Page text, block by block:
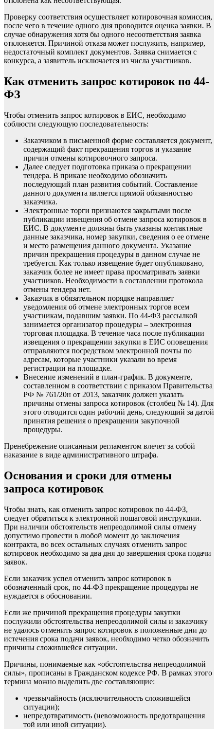
Проверку соответствия осуществляет котировочная комиссия,
после чего в течение одного дня проводится оценка заявки. В
случае обнаружения хотя бы одного несоответствия заявка
отклоняется. Причиной отказа может послужить, например,
недостаточный комплект документов. Заявка снимается с
конкурса, а заявитель исключается из числа участников.
Как отменить запрос котировок по 44-
ФЗ
Чтобы отменить запрос котировок в ЕИС, необходимо
соблюсти следующую последовательность:
Заказчиком в письменной форме составляется документ,
содержащий факт прекращения торгов и указание
причин отмены котировочного запроса.
Далее следует подготовка приказа о прекращении
тендера. В приказе необходимо обозначить
последующий план развития событий. Составление
данного документа является прямой обязанностью
заказчика.
Электронные торги признаются закрытыми после
публикации извещения об отмене запроса котировок в
ЕИС. В документе должны быть указаны контактные
данные заказчика, номер закупки, сведения о ее отмене
и место размещения данного документа. Указание
причин прекращения процедуры в данном случае не
требуется. Как только извещение будет опубликовано,
заказчик более не имеет права просматривать заявки
участников. Необходимости в составлении протокола
отмены тендера нет.
Заказчик в обязательном порядке направляет
уведомления об отмене электронных торгов всем
участникам, подавшим заявки. По 44-ФЗ рассылкой
занимается организатор процедуры – электронная
торговая площадка. В течение часа после публикации
извещения о прекращении закупки в ЕИС оповещения
отправляются посредством электронной почты по
адресам, которые участники указали во время
регистрации на площадке.
Внесение изменений в план-график. В документе,
составленном в соответствии с приказом Правительства
РФ № 761/20н от 2013, заказчик должен указать
причины отмены запроса котировок (столбец № 14). Для
этого отводится один рабочий день, следующий за датой
принятия решения о прекращении закупочной
процедуры.
Пренебрежение описанным регламентом влечет за собой
наказание в виде административного штрафа.
Основания и сроки для отмены
запроса котировок
Чтобы знать, как отменить запрос котировок по 44-ФЗ,
следует обратиться к электронной пошаговой инструкции.
При наличии обстоятельств непреодолимой силы отмену
допустимо провести в любой момент до заключения
контракта, во всех остальных случаях отменить запрос
котировок необходимо за два дня до завершения срока подачи
заявок.
Если заказчик успел отменить запрос котировок в
обозначенный срок, по 44-ФЗ прекращение процедуры не
нуждается в обосновании.
Если же причиной прекращения процедуры закупки
послужили обстоятельства непреодолимой силы и заказчику
не удалось отменить запрос котировок в положенные дни до
истечения срока подачи заявок, необходимо четко обозначить
причины сложившейся ситуации.
Причины, понимаемые как «обстоятельства непреодолимой
силы», прописаны в Гражданском кодексе РФ. В рамках этого
термина можно выделить две составляющие:
чрезвычайность (исключительность сложившейся
ситуации);
непредотвратимость (невозможность предотвращения
той или иной ситуации).